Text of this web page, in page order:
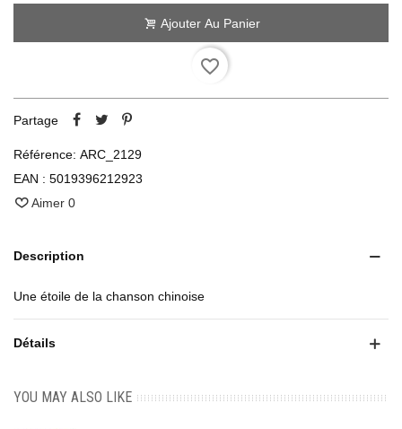
Ajouter Au Panier
favorite_border
Partage
Référence: ARC_2129
EAN : 5019396212923
Aimer 0
Description
Une étoile de la chanson chinoise
Détails
YOU MAY ALSO LIKE